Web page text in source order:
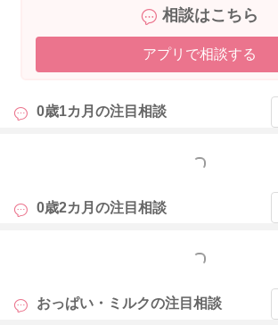
吐き戻しの多くは上記の様な要因によるもの
で、病的なものではなく、生理的な現象です
・飲んでからしばらくは抱っこする
・横向きに寝かせる
相談はこちら
アプリで相談する
0歳1カ月の注目相談
もっと見る
0歳2カ月の注目相談
もっと見る
おっぱい・ミルクの注目相談